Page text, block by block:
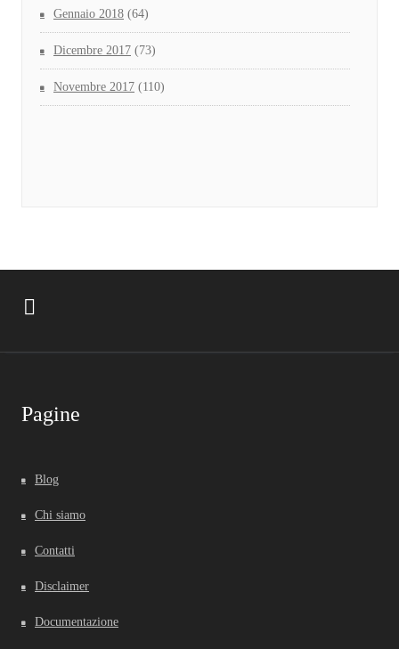
Gennaio 2018 (64)
Dicembre 2017 (73)
Novembre 2017 (110)
Pagine
Blog
Chi siamo
Contatti
Disclaimer
Documentazione